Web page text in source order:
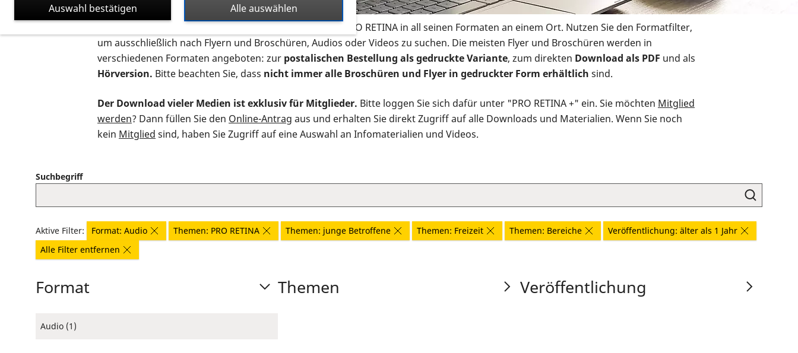
Auf dieser Seite finden Sie sämtliches Infomaterial der PRO RETINA in all seinen Formaten an einem Ort. Nutzen Sie den Formatfilter,
um ausschließlich nach Flyern und Broschüren, Audios oder Videos zu suchen. Die meisten Flyer und Broschüren werden in
verschiedenen Formaten angeboten: zur postalischen Bestellung als gedruckte Variante, zum direkten Download als PDF und als
Hörversion. Bitte beachten Sie, dass nicht immer alle Broschüren und Flyer in gedruckter Form erhältlich sind.
Der Download vieler Medien ist exklusiv für Mitglieder. Bitte loggen Sie sich dafür unter "PRO RETINA +" ein. Sie möchten Mitglied
werden? Dann füllen Sie den Online-Antrag aus und erhalten Sie direkt Zugriff auf alle Downloads und Materialien. Wenn Sie noch
kein Mitglied sind, haben Sie Zugriff auf eine Auswahl an Infomaterialien und Videos.
Suchbegriff
Aktive Filter: Format: Audio Themen: PRO RETINA Themen: junge Betroffene Themen: Freizeit Themen: Bereiche
Veröffentlichung: älter als 1 Jahr
Alle Filter entfernen
Format
Audio (1)
Themen Veröffentlichung
Alle auswählen
Auswahl bestätigen